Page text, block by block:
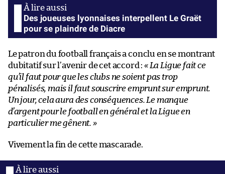
Des joueuses lyonnaises interpellent Le Graët
pour se plaindre de Diacre
Le patron du football français a conclu en se montrant
dubitatif sur l’avenir de cet accord : « La Ligue fait ce
qu’il faut pour que les clubs ne soient pas trop
pénalisés, mais il faut souscrire emprunt sur emprunt.
Un jour, cela aura des conséquences. Le manque
d’argent pour le football en général et la Ligue en
particulier me gênent. »
Vivement la fin de cette mascarade.